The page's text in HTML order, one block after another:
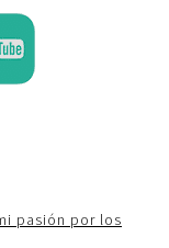
pasión por los